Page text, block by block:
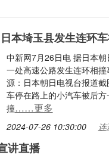
日本埼玉县发生连环
中新网7月26日电 据日本
一处高速公路发生连环相
源：日本朝日电视台报道
车停在路上的小汽车被后
撞……更多
2024-07-26 10:30:00
讲直播